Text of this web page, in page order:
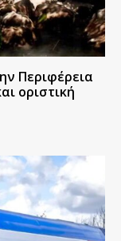
Περιφέρεια
οριστική